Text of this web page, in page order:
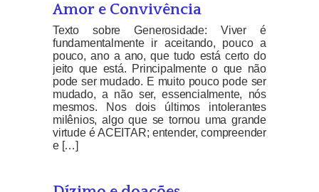
Amor e Convivência
Texto sobre Generosidade: Viver é
fundamentalmente ir aceitando, pouco a
pouco, ano a ano, que tudo está certo do
jeito que está. Principalmente o que não
pode ser mudado. E muito pouco pode ser
mudado, a não ser, essencialmente, nós
mesmos. Nos dois últimos intolerantes
milênios, algo que se tornou uma grande
virtude é ACEITAR; entender, compreender
e […]